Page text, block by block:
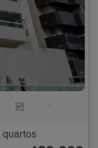
quartos